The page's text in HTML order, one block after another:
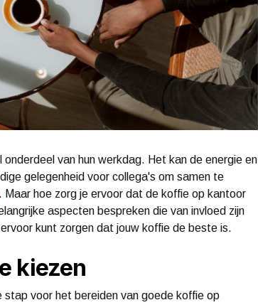
van hun werkdag. Het kan de energie en
gelegenheid voor collega's om samen te
. Maar hoe zorg je ervoor dat de koffie op kantoor
aspecten bespreken die van invloed zijn
kunt zorgen dat jouw koffie de beste is.
kiezen
stap voor het bereiden van goede koffie op